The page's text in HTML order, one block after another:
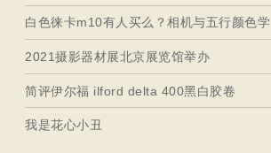
白色徕卡m10有人买么？相机与五行颜色学
2021摄影器材展北京展览馆举办
简评伊尔福 ilford delta 400黑白胶卷
我是花心小丑